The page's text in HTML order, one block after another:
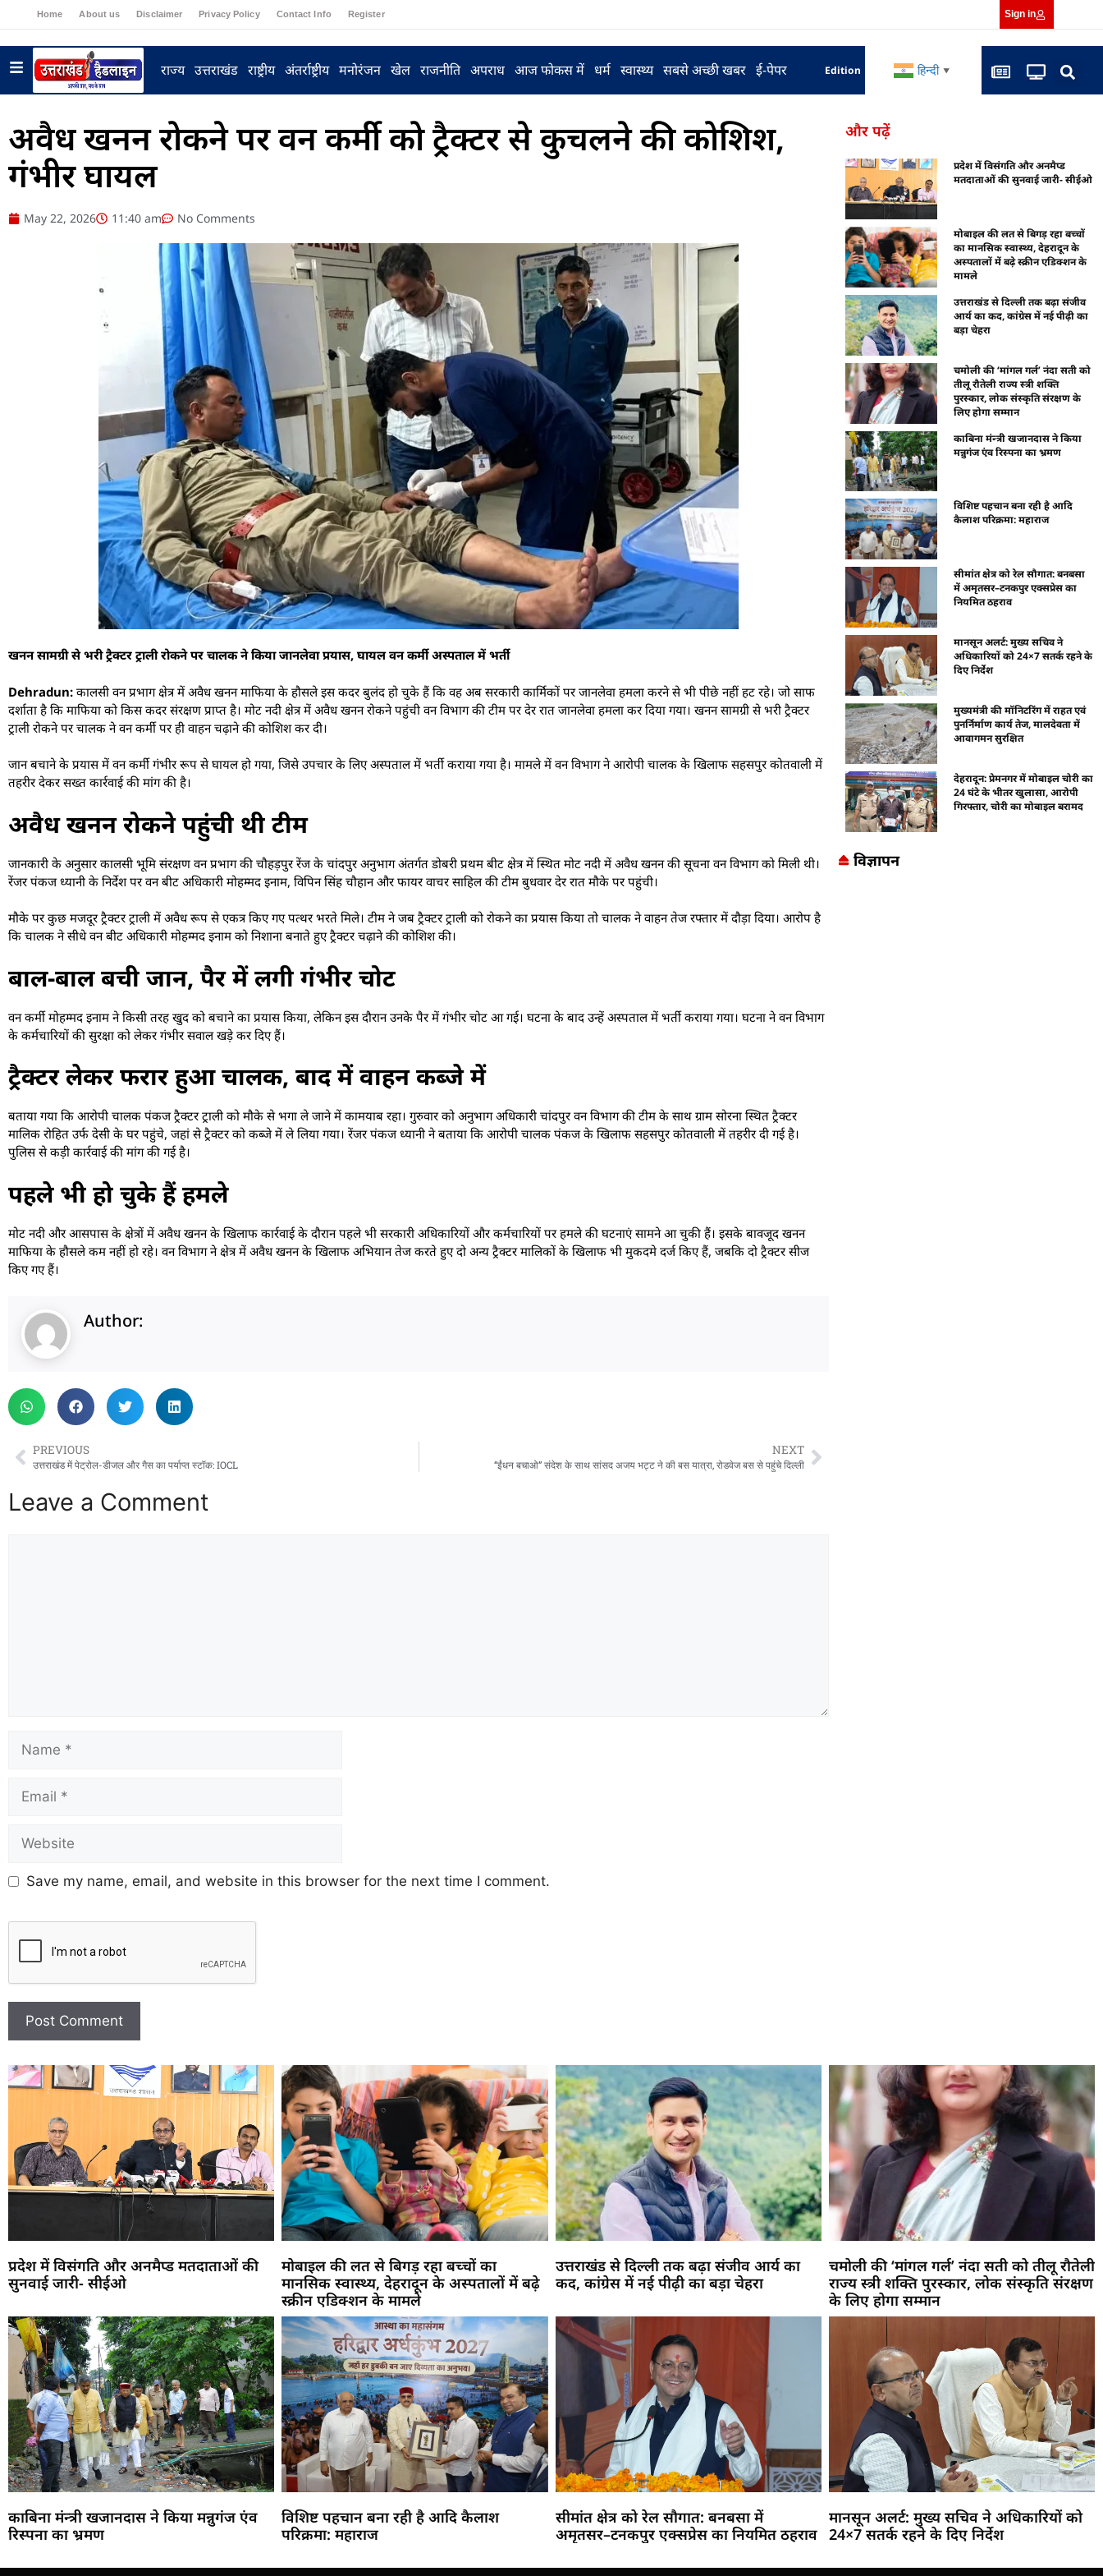
Home About us Disclaimer Privacy Policy Contact Info Register Sign in
राज्य उत्तराखंड राष्ट्रीय अंतर्राष्ट्रीय मनोरंजन खेल राजनीति अपराध आज फोकस में धर्म स्वास्थ्य सबसे अच्छी खबर ई-पेपर Edition हिन्दी ▼
अवैध खनन रोकने पर वन कर्मी को ट्रैक्टर से कुचलने की कोशिश,
गंभीर घायल
May 22, 2026 11:40 am No Comments
खनन सामग्री से भरी ट्रैक्टर ट्राली रोकने पर चालक ने किया जानलेवा प्रयास, घायल वन कर्मी अस्पताल में भर्ती
Dehradun: कालसी वन प्रभाग क्षेत्र में अवैध खनन माफिया के हौसले इस कदर बुलंद हो चुके हैं कि वह अब सरकारी कार्मिकों पर जानलेवा हमला करने से भी पीछे नहीं हट रहे। जो साफ
दर्शाता है कि माफिया को किस कदर संरक्षण प्राप्त है। मोट नदी क्षेत्र में अवैध खनन रोकने पहुंची वन विभाग की टीम पर देर रात जानलेवा हमला कर दिया गया। खनन सामग्री से भरी ट्रैक्टर
ट्राली रोकने पर चालक ने वन कर्मी पर ही वाहन चढ़ाने की कोशिश कर दी।
जान बचाने के प्रयास में वन कर्मी गंभीर रूप से घायल हो गया, जिसे उपचार के लिए अस्पताल में भर्ती कराया गया है। मामले में वन विभाग ने आरोपी चालक के खिलाफ सहसपुर कोतवाली में
तहरीर देकर सख्त कार्रवाई की मांग की है।
अवैध खनन रोकने पहुंची थी टीम
जानकारी के अनुसार कालसी भूमि संरक्षण वन प्रभाग की चौहड़पुर रेंज के चांदपुर अनुभाग अंतर्गत डोबरी प्रथम बीट क्षेत्र में स्थित मोट नदी में अवैध खनन की सूचना वन विभाग को मिली थी।
रेंजर पंकज ध्यानी के निर्देश पर वन बीट अधिकारी मोहम्मद इनाम, विपिन सिंह चौहान और फायर वाचर साहिल की टीम बुधवार देर रात मौके पर पहुंची।
मौके पर कुछ मजदूर ट्रैक्टर ट्राली में अवैध रूप से एकत्र किए गए पत्थर भरते मिले। टीम ने जब ट्रैक्टर ट्राली को रोकने का प्रयास किया तो चालक ने वाहन तेज रफ्तार में दौड़ा दिया। आरोप है
कि चालक ने सीधे वन बीट अधिकारी मोहम्मद इनाम को निशाना बनाते हुए ट्रैक्टर चढ़ाने की कोशिश की।
बाल-बाल बची जान, पैर में लगी गंभीर चोट
वन कर्मी मोहम्मद इनाम ने किसी तरह खुद को बचाने का प्रयास किया, लेकिन इस दौरान उनके पैर में गंभीर चोट आ गई। घटना के बाद उन्हें अस्पताल में भर्ती कराया गया। घटना ने वन विभाग
के कर्मचारियों की सुरक्षा को लेकर गंभीर सवाल खड़े कर दिए हैं।
ट्रैक्टर लेकर फरार हुआ चालक, बाद में वाहन कब्जे में
बताया गया कि आरोपी चालक पंकज ट्रैक्टर ट्राली को मौके से भगा ले जाने में कामयाब रहा। गुरुवार को अनुभाग अधिकारी चांदपुर वन विभाग की टीम के साथ ग्राम सोरना स्थित ट्रैक्टर
मालिक रोहित उर्फ देसी के घर पहुंचे, जहां से ट्रैक्टर को कब्जे में ले लिया गया। रेंजर पंकज ध्यानी ने बताया कि आरोपी चालक पंकज के खिलाफ सहसपुर कोतवाली में तहरीर दी गई है।
पुलिस से कड़ी कार्रवाई की मांग की गई है।
पहले भी हो चुके हैं हमले
मोट नदी और आसपास के क्षेत्रों में अवैध खनन के खिलाफ कार्रवाई के दौरान पहले भी सरकारी अधिकारियों और कर्मचारियों पर हमले की घटनाएं सामने आ चुकी हैं। इसके बावजूद खनन
माफिया के हौसले कम नहीं हो रहे। वन विभाग ने क्षेत्र में अवैध खनन के खिलाफ अभियान तेज करते हुए दो अन्य ट्रैक्टर मालिकों के खिलाफ भी मुकदमे दर्ज किए हैं, जबकि दो ट्रैक्टर सीज
किए गए हैं।
Author:
PREVIOUS
उत्तराखंड में पेट्रोल-डीजल और गैस का पर्याप्त स्टॉक: IOCL
NEXT
“ईंधन बचाओ” संदेश के साथ सांसद अजय भट्ट ने की बस यात्रा, रोडवेज बस से पहुंचे दिल्ली
Leave a Comment
Save my name, email, and website in this browser for the next time I comment.
और पढ़ें
प्रदेश में विसंगति और अनमैप्ड
मतदाताओं की सुनवाई जारी- सीईओ
मोबाइल की लत से बिगड़ रहा बच्चों
का मानसिक स्वास्थ्य, देहरादून के
अस्पतालों में बढ़े स्क्रीन एडिक्शन के
मामले
उत्तराखंड से दिल्ली तक बढ़ा संजीव
आर्य का कद, कांग्रेस में नई पीढ़ी का
बड़ा चेहरा
चमोली की ‘मांगल गर्ल’ नंदा सती को
तीलू रौतेली राज्य स्त्री शक्ति
पुरस्कार, लोक संस्कृति संरक्षण के
लिए होगा सम्मान
काबिना मंन्त्री खजानदास ने किया
मन्नुगंज एंव रिस्पना का भ्रमण
विशिष्ट पहचान बना रही है आदि
कैलाश परिक्रमा: महाराज
सीमांत क्षेत्र को रेल सौगात: बनबसा
में अमृतसर–टनकपुर एक्सप्रेस का
नियमित ठहराव
मानसून अलर्ट: मुख्य सचिव ने
अधिकारियों को 24×7 सतर्क रहने के
दिए निर्देश
मुख्यमंत्री की मॉनिटरिंग में राहत एवं
पुनर्निर्माण कार्य तेज, मालदेवता में
आवागमन सुरक्षित
देहरादून: प्रेमनगर में मोबाइल चोरी का
24 घंटे के भीतर खुलासा, आरोपी
गिरफ्तार, चोरी का मोबाइल बरामद
विज्ञापन
प्रदेश में विसंगति और अनमैप्ड मतदाताओं की
सुनवाई जारी- सीईओ
मोबाइल की लत से बिगड़ रहा बच्चों का
मानसिक स्वास्थ्य, देहरादून के अस्पतालों में बढ़े
स्क्रीन एडिक्शन के मामले
उत्तराखंड से दिल्ली तक बढ़ा संजीव आर्य का
कद, कांग्रेस में नई पीढ़ी का बड़ा चेहरा
चमोली की ‘मांगल गर्ल’ नंदा सती को तीलू रौतेली
राज्य स्त्री शक्ति पुरस्कार, लोक संस्कृति संरक्षण
के लिए होगा सम्मान
काबिना मंन्त्री खजानदास ने किया मन्नुगंज एंव
रिस्पना का भ्रमण
विशिष्ट पहचान बना रही है आदि कैलाश
परिक्रमा: महाराज
सीमांत क्षेत्र को रेल सौगात: बनबसा में
अमृतसर–टनकपुर एक्सप्रेस का नियमित ठहराव
मानसून अलर्ट: मुख्य सचिव ने अधिकारियों को
24×7 सतर्क रहने के दिए निर्देश